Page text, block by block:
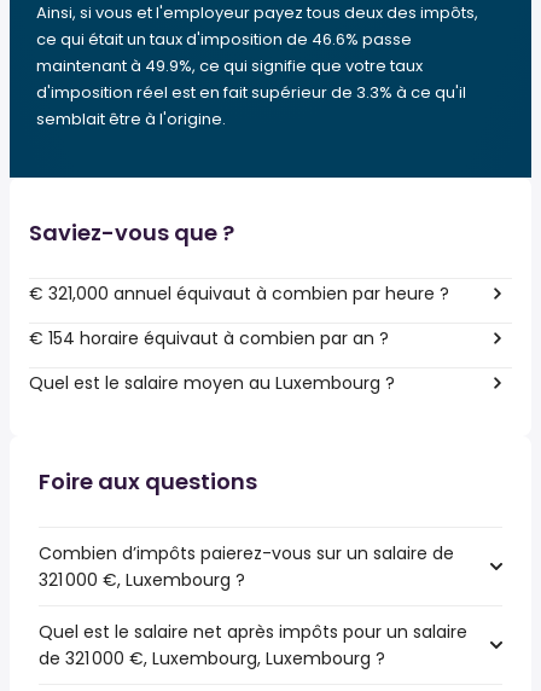
Ainsi, si vous et l'employeur payez tous deux des impôts,
ce qui était un taux d'imposition de 46.6% passe
maintenant à 49.9%, ce qui signifie que votre taux
d'imposition réel est en fait supérieur de 3.3% à ce qu'il
semblait être à l'origine.
Saviez-vous que ?
€ 321,000 annuel équivaut à combien par heure ?
€ 154 horaire équivaut à combien par an ?
Quel est le salaire moyen au Luxembourg ?
Foire aux questions
Combien d’impôts paierez-vous sur un salaire de
321 000 €, Luxembourg ?
Quel est le salaire net après impôts pour un salaire
de 321 000 €, Luxembourg, Luxembourg ?